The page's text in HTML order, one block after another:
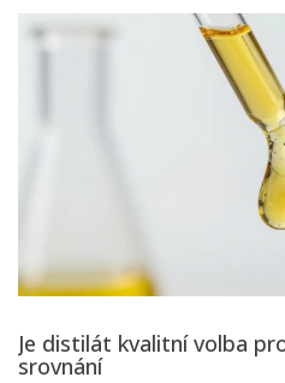
Je distilát kvalitní volba
srovnání